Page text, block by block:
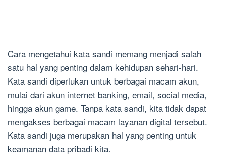
Cara mengetahui kata sandi memang menjadi salah
satu hal yang penting dalam kehidupan sehari-hari.
Kata sandi diperlukan untuk berbagai macam akun,
mulai dari akun internet banking, email, social media,
hingga akun game. Tanpa kata sandi, kita tidak dapat
mengakses berbagai macam layanan digital tersebut.
Kata sandi juga merupakan hal yang penting untuk
keamanan data pribadi kita.